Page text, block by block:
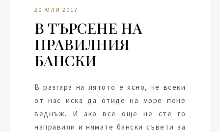
20 ЮЛИ 2017
В ТЪРСЕНЕ НА
ПРАВИЛНИЯ
БАНСКИ
В разгара на лятото е ясно, че всеки
от нас иска да отиде на море поне
веднъж. И ако все още не сте го
направили и нямате бански съвети за